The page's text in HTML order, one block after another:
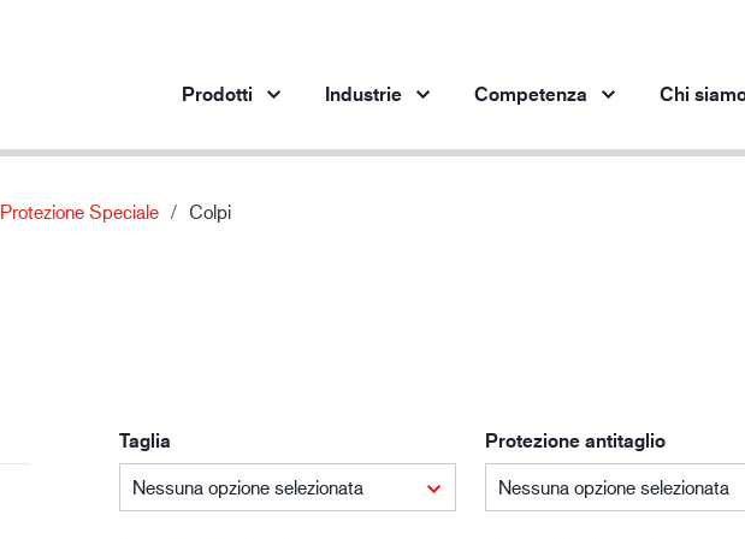
Prodotti
Logistica
Industrie Competenza Chi
Protezione Speciale Colpi
Taglia
Nessuna opzione selezionata
Protezione antitaglio
Nessuna opzione selezionata